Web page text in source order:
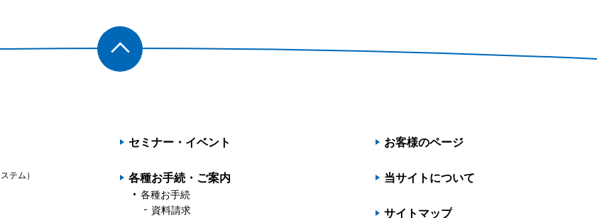
テム）
セミナー・イベント
各種お手続・ご案内
各種お手続
資料請求
お客様のページ
当サイトについて
サイトマップ